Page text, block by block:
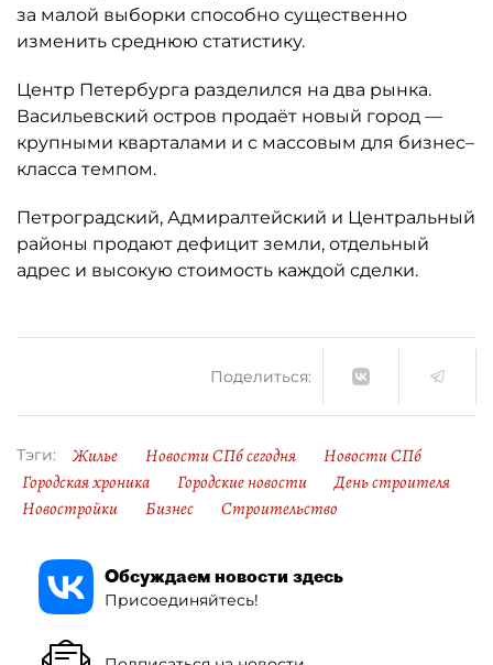
за малой выборки способно существенно
изменить среднюю статистику.
Центр Петербурга разделился на два рынка.
Васильевский остров продаёт новый город —
крупными кварталами и с массовым для бизнес–
класса темпом.
Петроградский, Адмиралтейский и Центральный
районы продают дефицит земли, отдельный
адрес и высокую стоимость каждой сделки.
Поделиться:
Тэги: Жилье Новости СПб сегодня
Новости СПб
Городская хроника
Городские новости
День строителя
Новостройки
Бизнес Строительство
Обсуждаем новости здесь
Присоединяйтесь!